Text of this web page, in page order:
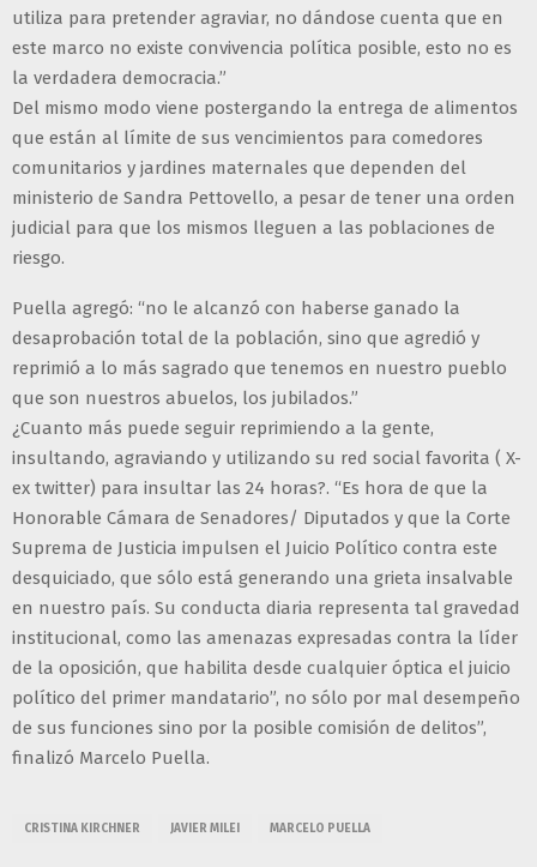
utiliza para pretender agraviar, no dándose cuenta que en
este marco no existe convivencia política posible, esto no es
la verdadera democracia.”
Del mismo modo viene postergando la entrega de alimentos
que están al límite de sus vencimientos para comedores
comunitarios y jardines maternales que dependen del
ministerio de Sandra Pettovello, a pesar de tener una orden
judicial para que los mismos lleguen a las poblaciones de
riesgo.
Puella agregó: “no le alcanzó con haberse ganado la
desaprobación total de la población, sino que agredió y
reprimió a lo más sagrado que tenemos en nuestro pueblo
que son nuestros abuelos, los jubilados.”
¿Cuanto más puede seguir reprimiendo a la gente,
insultando, agraviando y utilizando su red social favorita ( X-
ex twitter) para insultar las 24 horas?. “Es hora de que la
Honorable Cámara de Senadores/ Diputados y que la Corte
Suprema de Justicia impulsen el Juicio Político contra este
desquiciado, que sólo está generando una grieta insalvable
en nuestro país. Su conducta diaria representa tal gravedad
institucional, como las amenazas expresadas contra la líder
de la oposición, que habilita desde cualquier óptica el juicio
político del primer mandatario”, no sólo por mal desempeño
de sus funciones sino por la posible comisión de delitos”,
finalizó Marcelo Puella.
CRISTINA KIRCHNER JAVIER MILEI MARCELO PUELLA